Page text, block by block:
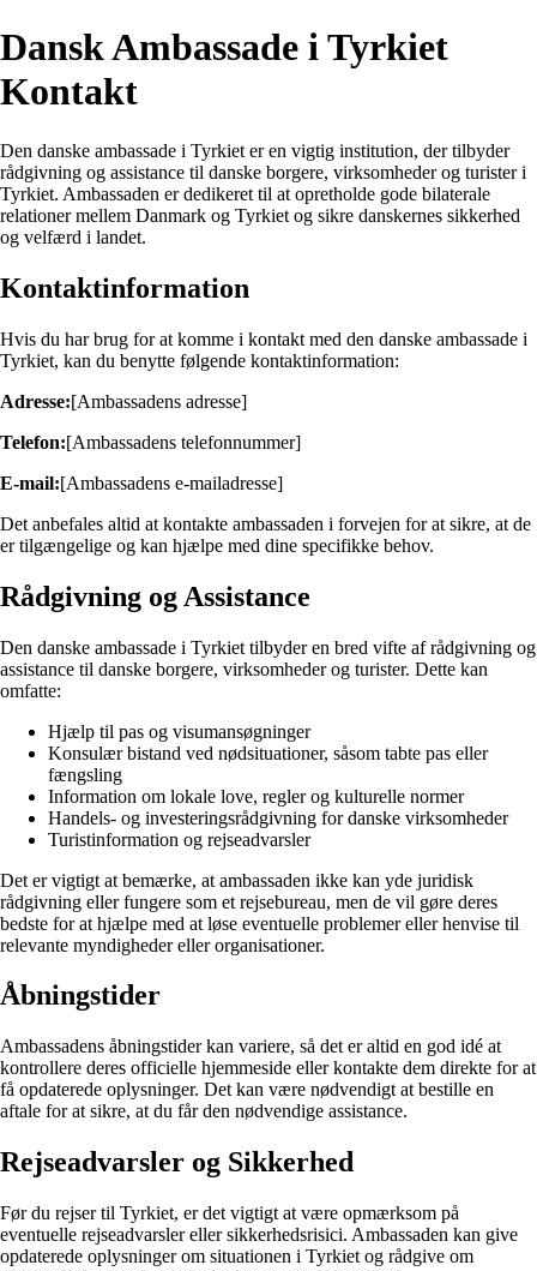
Dansk Ambassade i Tyrkiet
Kontakt
Den danske ambassade i Tyrkiet er en vigtig institution, der tilbyder
rådgivning og assistance til danske borgere, virksomheder og turister i
Tyrkiet. Ambassaden er dedikeret til at opretholde gode bilaterale
relationer mellem Danmark og Tyrkiet og sikre danskernes sikkerhed
og velfærd i landet.
Kontaktinformation
Hvis du har brug for at komme i kontakt med den danske ambassade i
Tyrkiet, kan du benytte følgende kontaktinformation:
Adresse:[Ambassadens adresse]
Telefon:[Ambassadens telefonnummer]
E-mail:[Ambassadens e-mailadresse]
Det anbefales altid at kontakte ambassaden i forvejen for at sikre, at de
er tilgængelige og kan hjælpe med dine specifikke behov.
Rådgivning og Assistance
Den danske ambassade i Tyrkiet tilbyder en bred vifte af rådgivning og
assistance til danske borgere, virksomheder og turister. Dette kan
omfatte:
Hjælp til pas og visumansøgninger
Konsulær bistand ved nødsituationer, såsom tabte pas eller
fængsling
Information om lokale love, regler og kulturelle normer
Handels- og investeringsrådgivning for danske virksomheder
Turistinformation og rejseadvarsler
Det er vigtigt at bemærke, at ambassaden ikke kan yde juridisk
rådgivning eller fungere som et rejsebureau, men de vil gøre deres
bedste for at hjælpe med at løse eventuelle problemer eller henvise til
relevante myndigheder eller organisationer.
Åbningstider
Ambassadens åbningstider kan variere, så det er altid en god idé at
kontrollere deres officielle hjemmeside eller kontakte dem direkte for at
få opdaterede oplysninger. Det kan være nødvendigt at bestille en
aftale for at sikre, at du får den nødvendige assistance.
Rejseadvarsler og Sikkerhed
Før du rejser til Tyrkiet, er det vigtigt at være opmærksom på
eventuelle rejseadvarsler eller sikkerhedsrisici. Ambassaden kan give
opdaterede oplysninger om situationen i Tyrkiet og rådgive om